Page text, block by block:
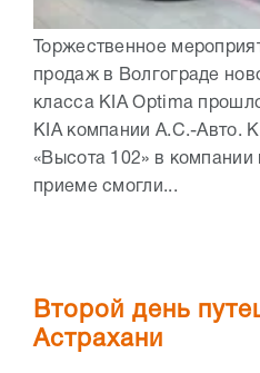
Торжественное
продаж в Волгограде
класса KIA Optima
KIA компании A.C.-Авто.
«Высота 102» в компании
приеме смогли...
Второй день
Астрахани